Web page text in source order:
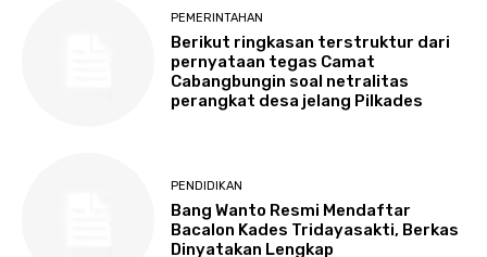
PEMERINTAHAN
Berikut ringkasan terstruktur dari
pernyataan tegas Camat
Cabangbungin soal netralitas
perangkat desa jelang Pilkades
PENDIDIKAN
Bang Wanto Resmi Mendaftar
Bacalon Kades Tridayasakti, Berkas
Dinyatakan Lengkap